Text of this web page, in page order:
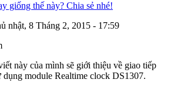
giống thế này? Chia sẻ nhé!
nhật, 8 Tháng 2, 2015 - 17:59
này của mình sẽ giới thiệu về giao tiếp
module Realtime clock DS1307.